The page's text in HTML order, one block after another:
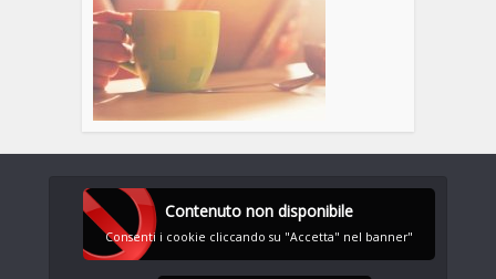
Contenuto non disponibile
Consenti i cookie cliccando su "Accetta" nel banner"